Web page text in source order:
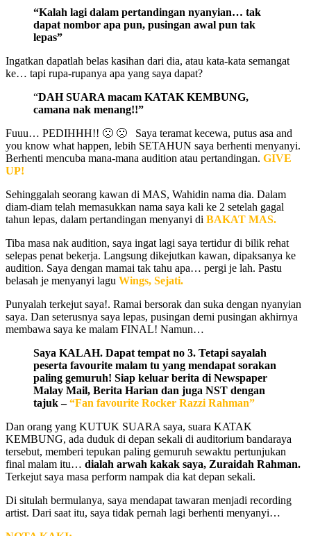
“Kalah lagi dalam pertandingan nyanyian… tak
dapat nombor apa pun, pusingan awal pun tak
lepas”
Ingatkan dapatlah belas kasihan dari dia, atau kata-kata semangat
ke… tapi rupa-rupanya apa yang saya dapat?
“DAH SUARA macam KATAK KEMBUNG,
camana nak menang!!”
Fuuu… PEDIHHH!! 🙁 🙁 Saya teramat kecewa, putus asa and
you know what happen, lebih SETAHUN saya berhenti menyanyi.
Berhenti mencuba mana-mana audition atau pertandingan. GIVE
UP!
Sehinggalah seorang kawan di MAS, Wahidin nama dia. Dalam
diam-diam telah memasukkan nama saya kali ke 2 setelah gagal
tahun lepas, dalam pertandingan menyanyi di BAKAT MAS.
Tiba masa nak audition, saya ingat lagi saya tertidur di bilik rehat
selepas penat bekerja. Langsung dikejutkan kawan, dipaksanya ke
audition. Saya dengan mamai tak tahu apa… pergi je lah. Pastu
belasah je menyanyi lagu Wings, Sejati.
Punyalah terkejut saya!. Ramai bersorak dan suka dengan nyanyian
saya. Dan seterusnya saya lepas, pusingan demi pusingan akhirnya
membawa saya ke malam FINAL! Namun…
Saya KALAH. Dapat tempat no 3. Tetapi sayalah
peserta favourite malam tu yang mendapat sorakan
paling gemuruh! Siap keluar berita di Newspaper
Malay Mail, Berita Harian dan juga NST dengan
tajuk –“Fan favourite Rocker Razzi Rahman”
Dan orang yang KUTUK SUARA saya, suara KATAK
KEMBUNG, ada duduk di depan sekali di auditorium bandaraya
tersebut, memberi tepukan paling gemuruh sewaktu pertunjukan
final malam itu… dialah arwah kakak saya, Zuraidah Rahman.
Terkejut saya masa perform nampak dia kat depan sekali.
Di situlah bermulanya, saya mendapat tawaran menjadi recording
artist. Dari saat itu, saya tidak pernah lagi berhenti menyanyi…